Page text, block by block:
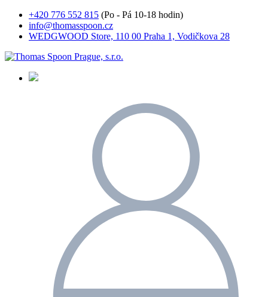
+420 776 552 815 (Po - Pá 10-18 hodin)
info@thomasspoon.cz
WEDGWOOD Store, 110 00 Praha 1, Vodičkova 28